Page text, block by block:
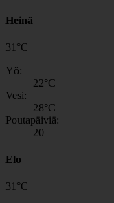
Heinä
31 °C
Yö:
22°C
Vesi:
28°C
Poutapäiviä:
20
Elo
31 °C